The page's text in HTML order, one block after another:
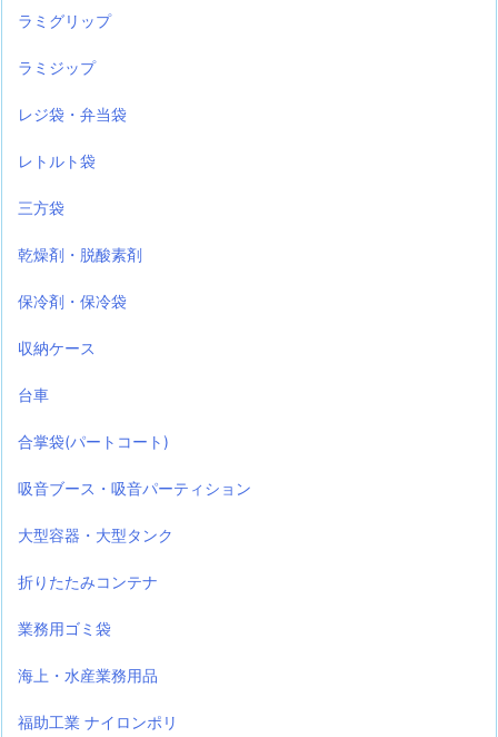
ラミグリップ
ラミジップ
レジ袋・弁当袋
レトルト袋
三方袋
乾燥剤・脱酸素剤
保冷剤・保冷袋
収納ケース
台車
合掌袋(パートコート)
吸音ブース・吸音パーティション
大型容器・大型タンク
折りたたみコンテナ
業務用ゴミ袋
海上・水産業務用品
福助工業 ナイロンポリ